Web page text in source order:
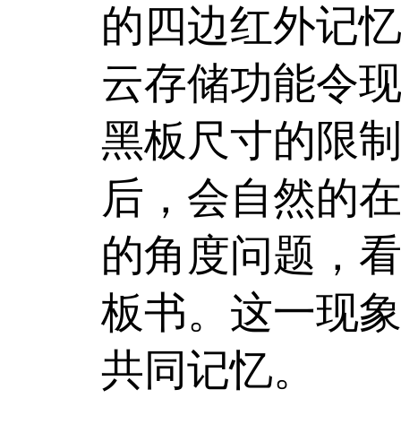
的四边红外记
云存储功能令
黑板尺寸的限
后，会自然的
的角度问题，
板书。这一现
共同记忆。